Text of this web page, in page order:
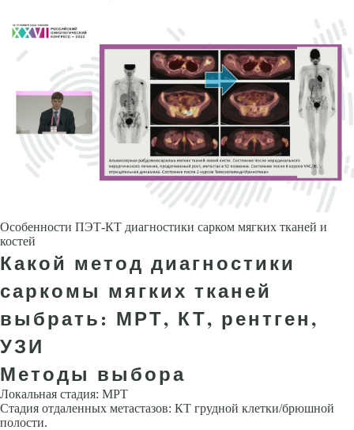
Особенности ПЭТ-КТ диагностики сарком мягких тканей и
костей
Какой метод диагностики
саркомы мягких тканей
выбрать: МРТ, КТ, рентген,
УЗИ
Методы выбора
Локальная стадия: МРТ
Стадия отдаленных метастазов: КТ грудной клетки/брюшной
полости.